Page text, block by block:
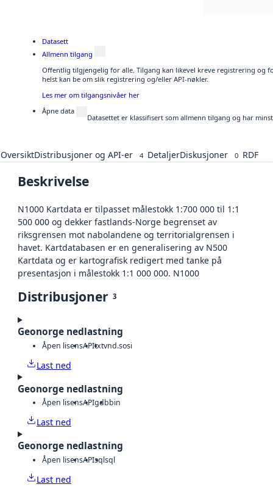
Datasett
Allmenn tilgang
Offentlig tilgjengelig for alle. Tilgang kan likevel kreve registrering og
helst kan be om slik registrering og/eller API-nøkler.
Les mer om tilgangsnivåer her
Åpne data
Datasettet er klassifisert som allmenn tilgang og har
OversiktDistribusjoner og API-er 4 DetaljerDiskusjoner 0 RDF
Beskrivelse
N1000 Kartdata er tilpasset målestokk 1:700 000 til 1:1
500 000 og dekker fastlands-Norge begrenset av
riksgrensen mot nabolandene og territorialgrensen i
havet. Kartdatabasen er en generalisering av N500
Kartdata og er kartografisk redigert med tanke på
presentasjon i målestokk 1:1 000 000. N1000
Distribusjoner 3
Geonorge nedlastning
Åpen lisensAPItxtvnd.sosi
Last ned
Geonorge nedlastning
Åpen lisensAPIgdbbin
Last ned
Geonorge nedlastning
Åpen lisensAPIsqlsql
Last ned